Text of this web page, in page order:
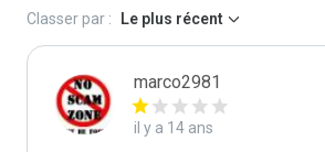
Classer par : Le plus récent
marco2981
il y a 14 ans